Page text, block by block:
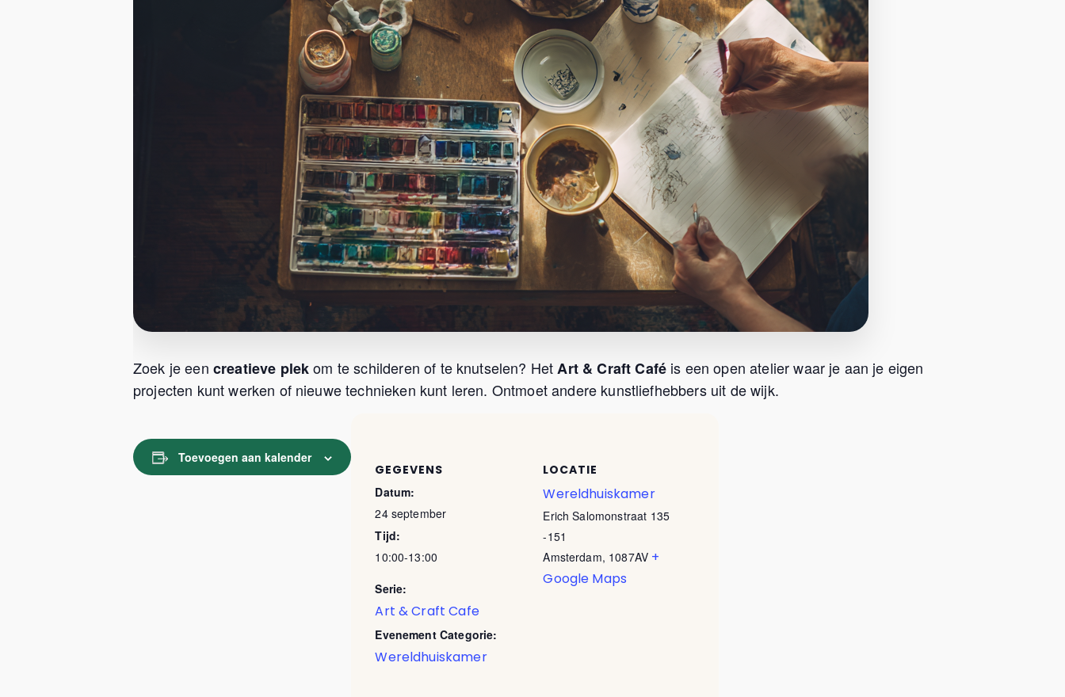
Zoek je een creatieve plekom te schilderen of te knutselen? Het Art & Craft Caféis een open atelier waar je aan je eigen
projecten kunt werken of nieuwe technieken kunt leren. Ontmoet andere kunstliefhebbers uit de wijk.
Toevoegen aan kalender
GEGEVENS
Datum:
24 september
Tijd:
10:00-13:00
Serie:
Art & Craft Cafe
Evenement Categorie:
Wereldhuiskamer
LOCATIE
Wereldhuiskamer
Erich Salomonstraat 135
-151
Amsterdam, 1087AV +
Google Maps